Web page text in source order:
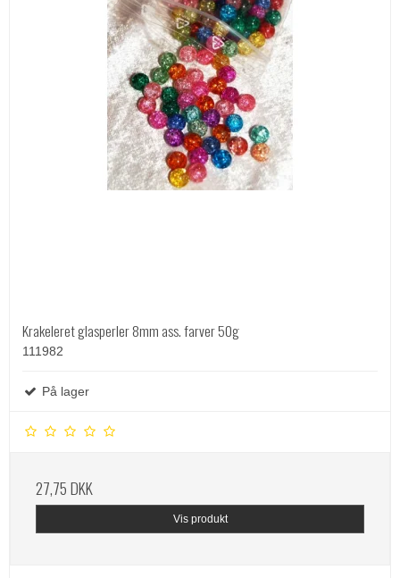
Krakeleret glasperler 8mm ass. farver 50g
111982
På lager
27,75 DKK
Vis produkt